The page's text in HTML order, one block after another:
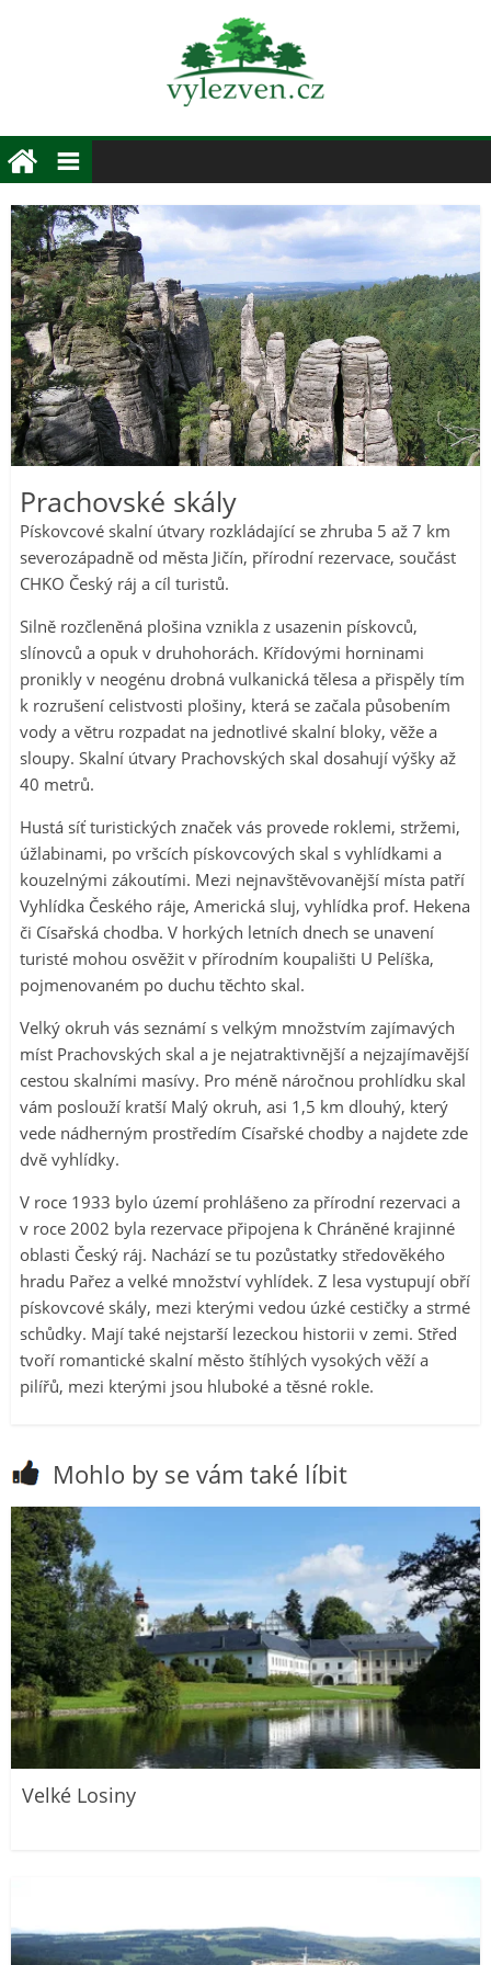
Prachovské skály
Pískovcové skalní útvary rozkládající se zhruba 5 až 7 km
severozápadně od města Jičín, přírodní rezervace, součást
CHKO Český ráj a cíl turistů.
Silně rozčleněná plošina vznikla z usazenin pískovců,
slínovců a opuk v druhohorách. Křídovými horninami
pronikly v neogénu drobná vulkanická tělesa a přispěly tím
k rozrušení celistvosti plošiny, která se začala působením
vody a větru rozpadat na jednotlivé skalní bloky, věže a
sloupy. Skalní útvary Prachovských skal dosahují výšky až
40 metrů.
Hustá síť turistických značek vás provede roklemi, stržemi,
úžlabinami, po vršcích pískovcových skal s vyhlídkami a
kouzelnými zákoutími. Mezi nejnavštěvovanější místa patří
Vyhlídka Českého ráje, Americká sluj, vyhlídka prof. Hekena
či Císařská chodba. V horkých letních dnech se unavení
turisté mohou osvěžit v přírodním koupališti U Pelíška,
pojmenovaném po duchu těchto skal.
Velký okruh vás seznámí s velkým množstvím zajímavých
míst Prachovských skal a je nejatraktivnější a nejzajímavější
cestou skalními masívy. Pro méně náročnou prohlídku skal
vám poslouží kratší Malý okruh, asi 1,5 km dlouhý, který
vede nádherným prostředím Císařské chodby a najdete zde
dvě vyhlídky.
V roce 1933 bylo území prohlášeno za přírodní rezervaci a
v roce 2002 byla rezervace připojena k Chráněné krajinné
oblasti Český ráj. Nachází se tu pozůstatky středověkého
hradu Pařez a velké množství vyhlídek. Z lesa vystupují obří
pískovcové skály, mezi kterými vedou úzké cestičky a strmé
schůdky. Mají také nejstarší lezeckou historii v zemi. Střed
tvoří romantické skalní město štíhlých vysokých věží a
pilířů, mezi kterými jsou hluboké a těsné rokle.
Mohlo by se vám také líbit
Velké Losiny